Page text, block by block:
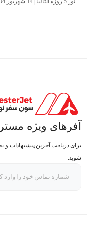
آفرهای ویژه
برای دریافت آخرین پیشنهادات
شوید.